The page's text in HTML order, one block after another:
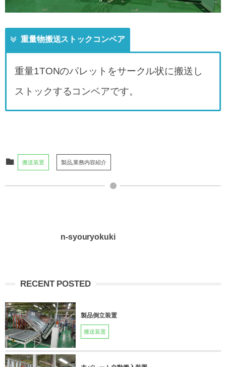
重量物搬送ストックコンベア
重量1TONのパレットをサークル状に搬送し
ストックするコンベアです。
搬送装置 製品,業務内容紹介
n-syouryokuki
RECENT POSTED
製品倒立装置
搬送装置